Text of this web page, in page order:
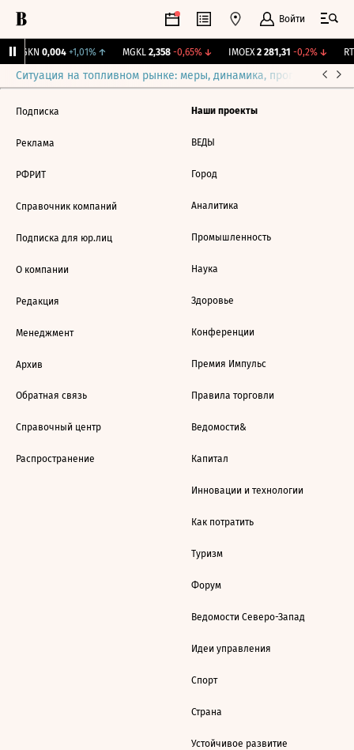
Войти
TGKN 0,004 +1,01%↑ MGKL 2,358 -0,65%↓ IMOEX 2 281,31 -0,2%↓
Ситуация на топливном рынке: меры, динамика, прогнозы
Подписка
Реклама
РФРИТ
Справочник компаний
Подписка для юр.лиц
О компании
Редакция
Менеджмент
Архив
Обратная связь
Справочный центр
Распространение
Наши проекты
ВЕДЫ
Город
Аналитика
Промышленность
Наука
Здоровье
Конференции
Премия Импульс
Правила торговли
Ведомости&
Капитал
Инновации и технологии
Как потратить
Туризм
Форум
Ведомости Северо-Запад
Идеи управления
Спорт
Страна
Устойчивое развитие